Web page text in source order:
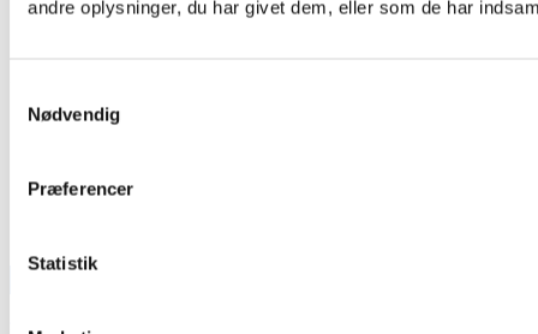
andre oplysninger, du har givet dem, eller som de har
Nødvendig
Præferencer
Statistik
SE VORT FASTE TEAM HER